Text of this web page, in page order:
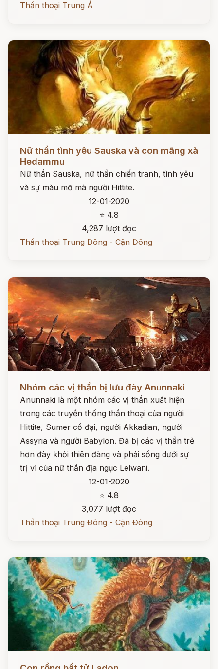
Thần thoại Trung Á
Nữ thần tình yêu Sauska và con mãng xà
Hedammu
Nữ thần Sauska, nữ thần chiến tranh, tình yêu
và sự màu mỡ mà người Hittite.
12-01-2020
⭐ 4.8
4,287 lượt đọc
Thần thoại Trung Đông - Cận Đông
Nhóm các vị thần bị lưu đày Anunnaki
Anunnaki là một nhóm các vị thần xuất hiện
trong các truyền thống thần thoại của người
Hittite, Sumer cổ đại, người Akkadian, người
Assyria và người Babylon. Đã bị các vị thần trẻ
hơn đày khỏi thiên đàng và phải sống dưới sự
trị vì của nữ thần địa ngục Lelwani.
12-01-2020
⭐ 4.8
3,077 lượt đọc
Thần thoại Trung Đông - Cận Đông